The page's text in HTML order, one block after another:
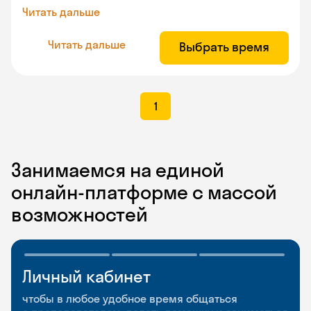
Читать дальше
Читать дальше Выбрать время
1
Занимаемся на единой
онлайн-платформе с массой
возможностей
Личный кабинет
чтобы в любое удобное время общаться
Мобильное
приложение
Разговорные клубы
и Talks